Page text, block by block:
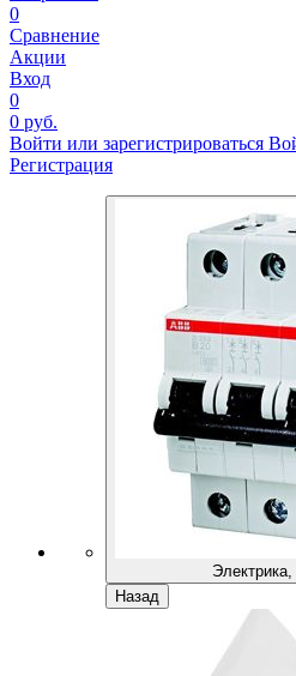
0
Сравнение
Акции
Вход
0
0 руб.
Войти или зарегистрироваться
Регистрация
Назад